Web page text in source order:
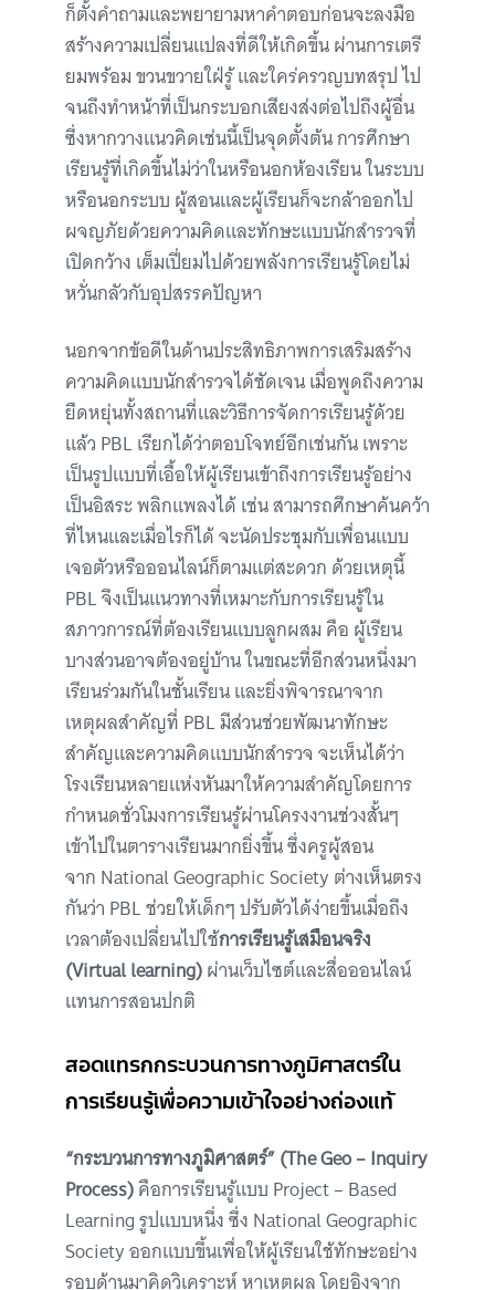
ก็ตั้งคำถามและพยายามหาคำตอบก่อนจะลงมือ
สร้างความเปลี่ยนแปลงที่ดีให้เกิดขึ้น ผ่านการเตรี
ยมพร้อม ขวนขวายใฝ่รู้ และใคร่ครวญบทสรุป ไป
จนถึงทำหน้าที่เป็นกระบอกเสียงส่งต่อไปถึงผู้อื่น
ซึ่งหากวางแนวคิดเช่นนี้เป็นจุดตั้งต้น การศึกษา
เรียนรู้ที่เกิดขึ้นไม่ว่าในหรือนอกห้องเรียน ในระบบ
หรือนอกระบบ ผู้สอนและผู้เรียนก็จะกล้าออกไป
ผจญภัยด้วยความคิดและทักษะแบบนักสำรวจที่
เปิดกว้าง เต็มเปี่ยมไปด้วยพลังการเรียนรู้โดยไม่
หวั่นกลัวกับอุปสรรคปัญหา
นอกจากข้อดีในด้านประสิทธิภาพการเสริมสร้าง
ความคิดแบบนักสำรวจได้ชัดเจน เมื่อพูดถึงความ
ยืดหยุ่นทั้งสถานที่และวิธีการจัดการเรียนรู้ด้วย
แล้ว PBL เรียกได้ว่าตอบโจทย์อีกเช่นกัน เพราะ
เป็นรูปแบบที่เอื้อให้ผู้เรียนเข้าถึงการเรียนรู้อย่าง
เป็นอิสระ พลิกแพลงได้ เช่น สามารถศึกษาค้นคว้า
ที่ไหนและเมื่อไรก็ได้ จะนัดประชุมกับเพื่อนแบบ
เจอตัวหรือออนไลน์ก็ตามแต่สะดวก ด้วยเหตุนี้
PBL จึงเป็นแนวทางที่เหมาะกับการเรียนรู้ใน
สภาวการณ์ที่ต้องเรียนแบบลูกผสม คือ ผู้เรียน
บางส่วนอาจต้องอยู่บ้าน ในขณะที่อีกส่วนหนึ่งมา
เรียนร่วมกันในชั้นเรียน และยิ่งพิจารณาจาก
เหตุผลสำคัญที่ PBL มีส่วนช่วยพัฒนาทักษะ
สำคัญและความคิดแบบนักสำรวจ จะเห็นได้ว่า
โรงเรียนหลายแห่งหันมาให้ความสำคัญโดยการ
กำหนดชั่วโมงการเรียนรู้ผ่านโครงงานช่วงสั้นๆ
เข้าไปในตารางเรียนมากยิ่งขึ้น ซึ่งครูผู้สอน
จาก National Geographic Society ต่างเห็นตรง
กันว่า PBL ช่วยให้เด็กๆ ปรับตัวได้ง่ายขึ้นเมื่อถึง
เวลาต้องเปลี่ยนไปใช้การเรียนรู้เสมือนจริง
(Virtual learning)ผ่านเว็บไซต์และสื่อออนไลน์
แทนการสอนปกติ
สอดแทรกกระบวนการทางภูมิศาสตร์ใน
การเรียนรู้เพื่อความเข้าใจอย่างถ่องแท้
“กระบวนการทางภูมิศาสตร์” (The Geo – Inquiry
Process)คือการเรียนรู้แบบ Project – Based
Learning รูปแบบหนึ่ง ซึ่ง National Geographic
Society ออกแบบขึ้นเพื่อให้ผู้เรียนใช้ทักษะอย่าง
รอบด้านมาคิดวิเคราะห์ หาเหตุผล โดยอิงจาก